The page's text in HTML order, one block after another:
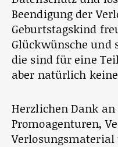
Beendigung der
Geburtstagskind
Glückwünsche und
die sind für eine
aber natürlich
Herzlichen Dank an
Promoagenturen,